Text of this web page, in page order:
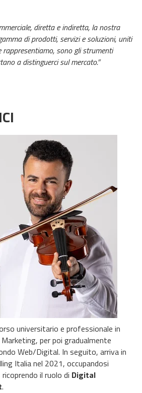
diretta e indiretta, la nostra
di prodotti, servizi e soluzioni, uniti
sono gli strumenti
a distinguerci sul mercato.”
universitario e professionale in
per poi gradualmente
Web/Digital. In seguito, arriva in
Italia nel 2021, occupandosi
il ruolo di Digital
.